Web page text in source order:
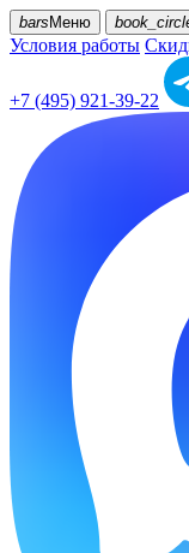
bars Меню
Условия работы
+7 (495) 921-39-22